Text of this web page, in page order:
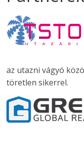
az utazni vágyó
töretlen sikerrel.